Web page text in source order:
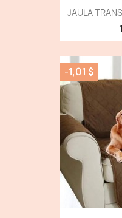
JAULA
-1,01 $